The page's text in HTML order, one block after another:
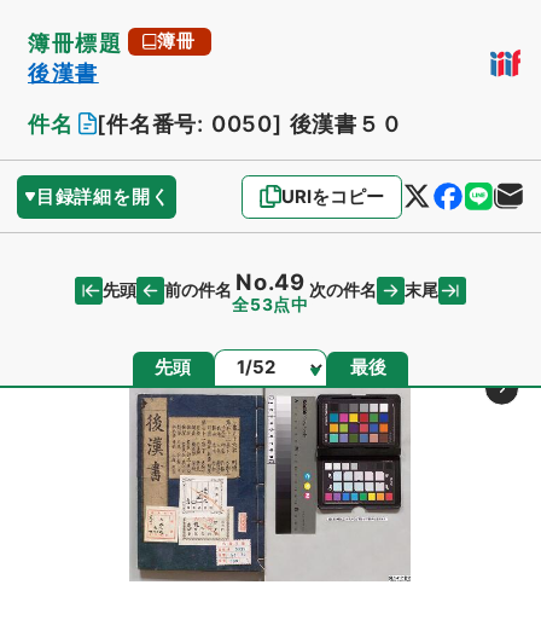
簿冊標題 簿冊
後漢書
件名
[件名番号: 0050] 後漢書５０
目録詳細を開く URIをコピー
先頭 前の件名 No.49
全53点中
次の件名 末尾
先頭 ページ 最後